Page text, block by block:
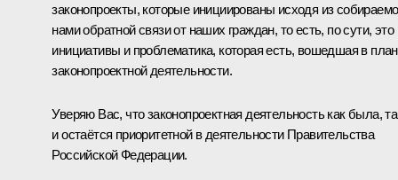
законопроекты, которые инициированы исходя из
нами обратной связи от наших граждан, то есть, по сути, это
инициативы и проблематика, которая есть, вошедшая в план
законопроектной деятельности.
Уверяю Вас, что законопроектная деятельность как была,
и остаётся приоритетной в деятельности Правительства
Российской Федерации.